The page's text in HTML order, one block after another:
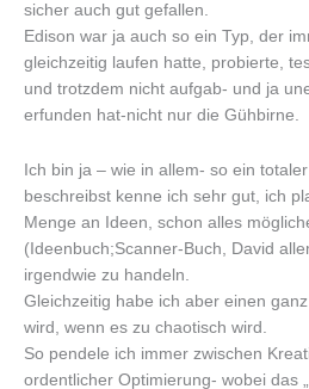
sicher auch gut gefallen.
Edison war ja auch so ein Typ, der
gleichzeitig laufen hatte, probierte,
und trotzdem nicht aufgab- und ja
erfunden hat-nicht nur die Gühbirne.
Ich bin ja – wie in allem- so ein
beschreibst kenne ich sehr gut, ich
Menge an Ideen, schon alles
(Ideenbuch;Scanner-Buch, David
irgendwie zu handeln.
Gleichzeitig habe ich aber einen
wird, wenn es zu chaotisch wird.
So pendele ich immer zwischen
ordentlicher Optimierung- wobei das